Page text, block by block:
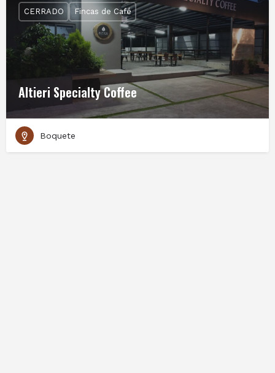
Altieri Specialty Coffee
CERRADO Fincas de Café
Boquete